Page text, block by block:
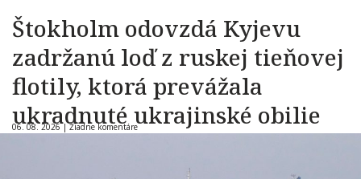
Štokholm odovzdá Kyjevu
zadržanú loď z ruskej tieňovej
flotily, ktorá prevážala
ukradnuté ukrajinské obilie
06. 08. 2026 |Žiadne komentáre